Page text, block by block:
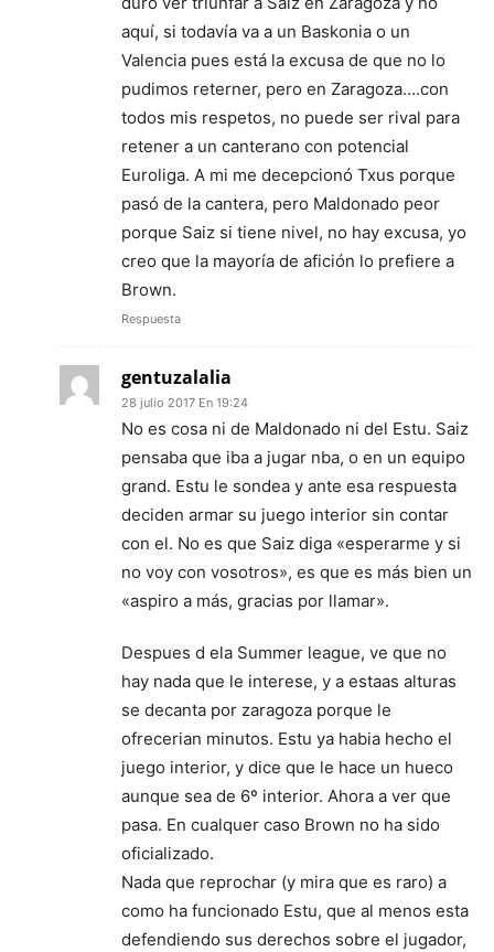
aquí, si todavía va a un Baskonia o un
Valencia pues está la excusa de que no lo
pudimos reterner, pero en Zaragoza….con
todos mis respetos, no puede ser rival para
retener a un canterano con potencial
Euroliga. A mi me decepcionó Txus porque
pasó de la cantera, pero Maldonado peor
porque Saiz si tiene nivel, no hay excusa, yo
creo que la mayoría de afición lo prefiere a
Brown.
Respuesta
gentuzalalia
28 julio 2017 En 19:24
No es cosa ni de Maldonado ni del Estu. Saiz
pensaba que iba a jugar nba, o en un equipo
grand. Estu le sondea y ante esa respuesta
deciden armar su juego interior sin contar
con el. No es que Saiz diga «esperarme y si
no voy con vosotros», es que es más bien un
«aspiro a más, gracias por llamar».
Despues d ela Summer league, ve que no
hay nada que le interese, y a estaas alturas
se decanta por zaragoza porque le
ofrecerian minutos. Estu ya habia hecho el
juego interior, y dice que le hace un hueco
aunque sea de 6º interior. Ahora a ver que
pasa. En cualquer caso Brown no ha sido
oficializado.
Nada que reprochar (y mira que es raro) a
como ha funcionado Estu, que al menos esta
defendiendo sus derechos sobre el jugador,